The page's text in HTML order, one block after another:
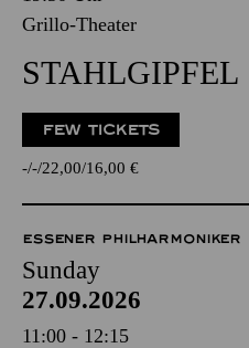
Grillo-Theater
STAHLGIPFEL
FEW TICKETS
- - 22,00 16,00 €
ESSENER PHILHARMONIKER
Sunday
27.09.2026
11:00 - 12:15